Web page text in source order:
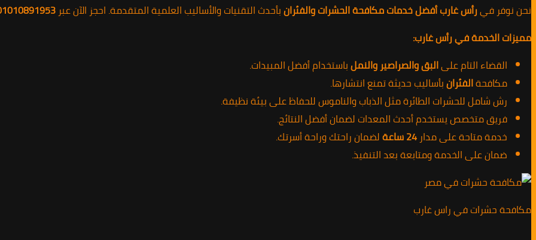
نحن نوفر فيرأس غاربأفضل خدمات مكافحة الحشرات والفئرانبأحدث التقنيات والأساليب العلمية المتقدمة. احجز الآن عبر
مميزات الخدمة في رأس غارب:
القضاء التام علىالبق والصراصير والنملباستخدام أفضل المبيدات.
مكافحةالفئرانبأساليب حديثة تمنع انتشارها.
رش شامل للحشرات الطائرة مثل الذباب والناموس للحفاظ على بيئة نظيفة.
فريق متخصص يستخدم أحدث المعدات لضمان أفضل النتائج.
خدمة متاحة على مدار 24 ساعة
لضمان راحتك وراحة أسرتك.
ضمان على الخدمة ومتابعة بعد التنفيذ.
مكافحة حشرات في راس غارب